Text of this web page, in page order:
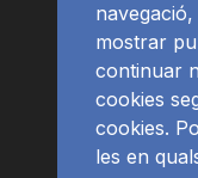
navegació,
mostrar
continuar
cookies
cookies.
les en